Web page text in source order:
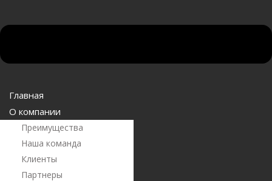
Главная
О компании
Преимущества
Наша команда
Клиенты
Партнеры